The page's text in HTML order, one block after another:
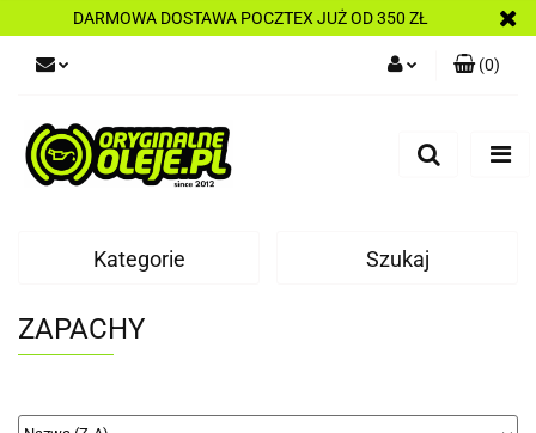
DARMOWA DOSTAWA POCZTEX JUŻ OD 350 ZŁ
(0)
Kategorie Szukaj
ZAPACHY